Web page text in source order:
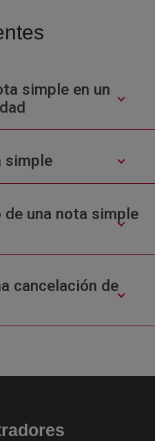
simple en un
simple
de una nota simple
cancelación de